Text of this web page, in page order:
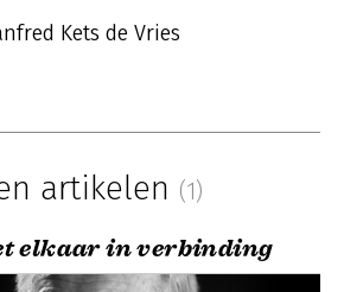
Kets de Vries
artikelen (1)
elkaar in verbinding